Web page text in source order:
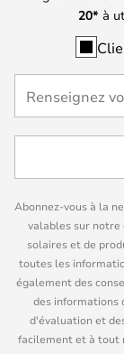
20* à
Abonnez-vous à la
valables sur notre
solaires et de
toutes les
également des
des informations
d'évaluation et
facilement et à tout